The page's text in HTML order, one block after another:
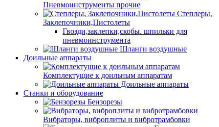
Пневмоинструменты прочие
Степлеры,
Заклепочники,Пистолеты
Гвозди,заклепки,скобы. шпильки для
пневмоинструмента
Шланги воздушные
Доильные аппараты
Комплектущие к доильным аппаратам
Доильные аппараты
Станки и оборудование
Бензорезы
Вибраторы, виброплиты и вибротрамбовки